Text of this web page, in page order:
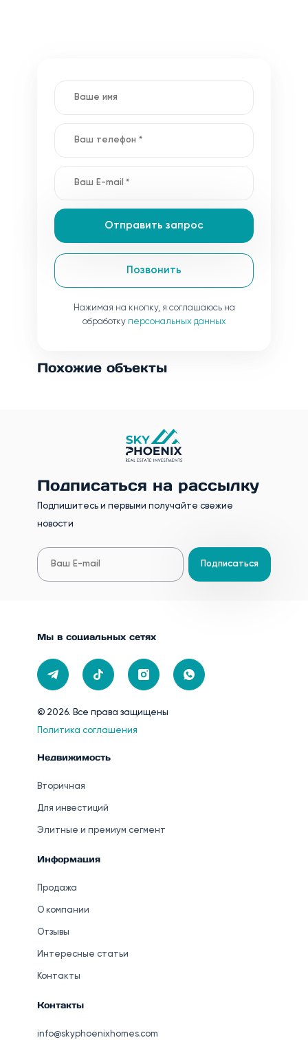
Отправить запрос
Позвонить
Нажимая на кнопку, я соглашаюсь на
обработку персональных данных
Похожие объекты
Подписаться на рассылку
Подпишитесь и первыми получайте свежие
новости
Подписаться
Мы в социальных сетях
© 2026. Все права защищены
Политика соглашения
Недвижимость
Вторичная
Для инвестиций
Элитные и премиум сегмент
Информация
Продажа
О компании
Отзывы
Интересные статьи
Контакты
Контакты
info@skyphoenixhomes.com